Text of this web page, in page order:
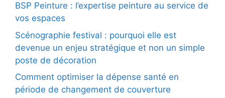
BSP Peinture : l’expertise peinture au service de
vos espaces
Scénographie festival : pourquoi elle est
devenue un enjeu stratégique et non un simple
poste de décoration
Comment optimiser la dépense santé en
période de changement de couverture